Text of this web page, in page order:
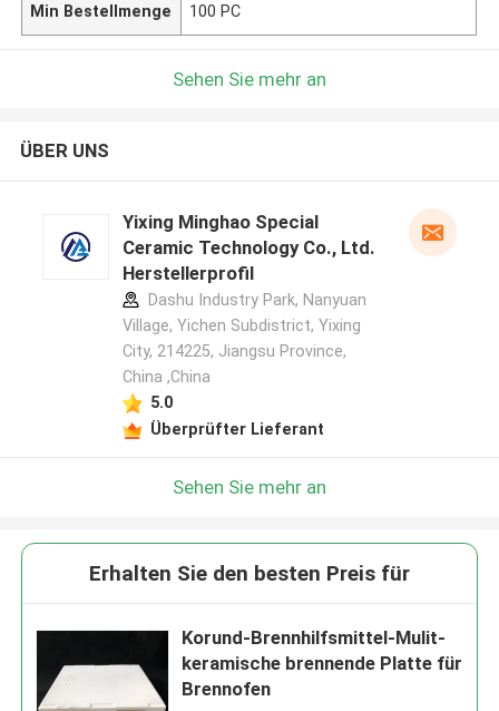
Min Bestellmenge 100 PC
Sehen Sie mehr an
ÜBER UNS
Yixing Minghao Special
Ceramic Technology Co., Ltd.
Herstellerprofil
Dashu Industry Park, Nanyuan
Village, Yichen Subdistrict, Yixing
City, 214225, Jiangsu Province,
China ,China
5.0
Überprüfter Lieferant
Sehen Sie mehr an
Erhalten Sie den besten Preis für
Korund-Brennhilfsmittel-Mulit-
keramische brennende Platte für
Brennofen